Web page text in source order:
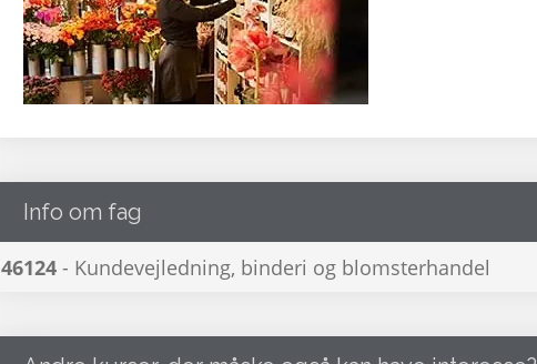
Info om fag
46124 - Kundevejledning, binderi og blomsterhandel